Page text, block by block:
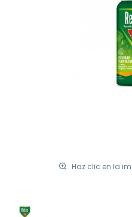
Haz clic en la